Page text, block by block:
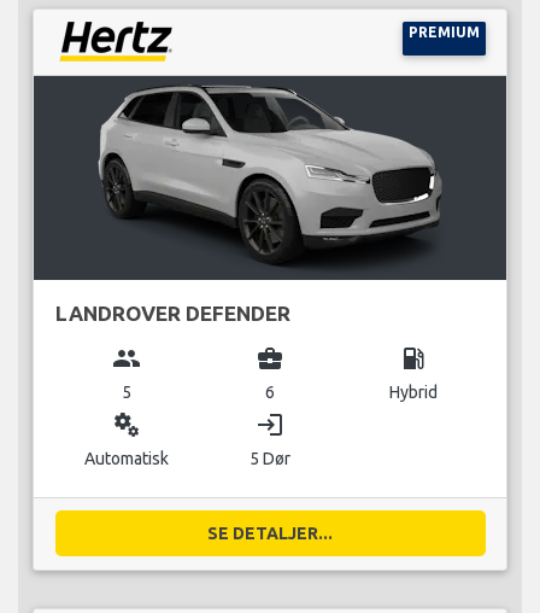
PREMIUM
LANDROVER DEFENDER
group
5
business_center
6
local_gas_station
Hybrid
miscellaneous_services
Automatisk
login
5 Dør
SE DETALJER...